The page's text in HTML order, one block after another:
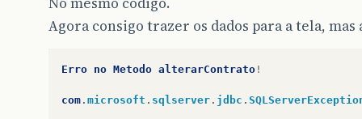
Agora consigo trazer os dados para a tela,
Erro no Metodo alterarContrato !
com . microsoft . sqlserver . jdbc .